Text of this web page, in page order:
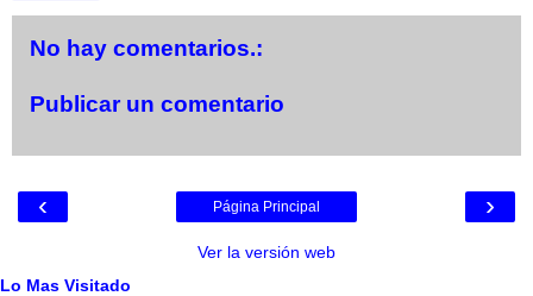
No hay comentarios.:
Publicar un comentario
‹ ›
Página Principal
Ver la versión web
Lo Mas Visitado